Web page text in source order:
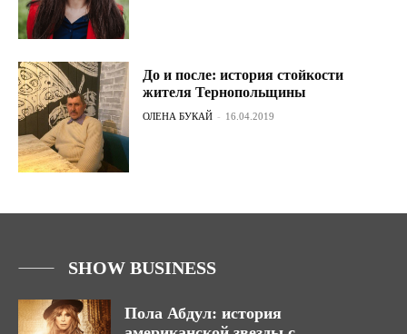
До и после: история стойкости
жителя Тернопольщины
ОЛЕНА БУКАЙ - 16.04.2019
SHOW BUSINESS
Пола Абдул: история